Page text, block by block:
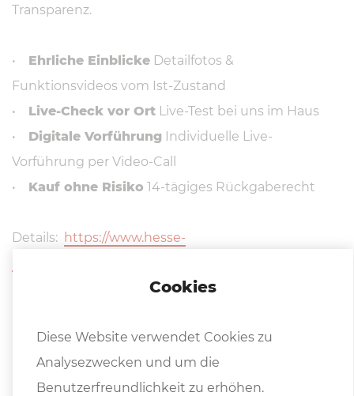
Transparenz.
• Ehrliche Einblicke Detailfotos &
Funktionsvideos vom Ist-Zustand
• Live-Check vor Ort Live-Test bei uns im Haus
• Digitale Vorführung Individuelle Live-
Vorführung per Video-Call
• Kauf ohne Risiko 14-tägiges Rückgaberecht
Details: https://www.hesse-
Cookies
Diese Website verwendet Cookies zu
Analysezwecken und um die
Benutzerfreundlichkeit zu erhöhen.